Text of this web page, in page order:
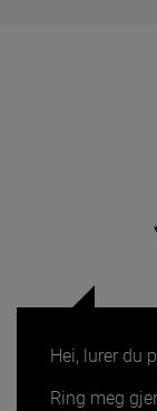
Hei, lurer du
Ring meg